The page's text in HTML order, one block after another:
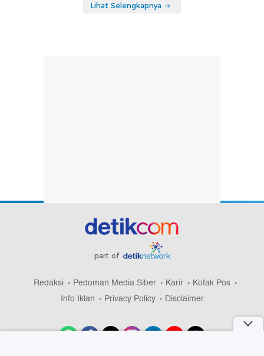
Lihat Selengkapnya
part of
Redaksi Pedoman Media Siber Karir
Kotak Pos
Info Iklan
Privacy Policy Disclaimer